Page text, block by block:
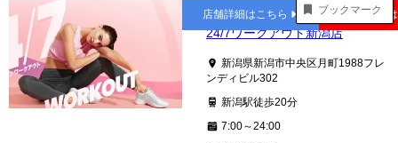
ブックマーク
新潟
24/7ワークアウト新潟店
新潟県新潟市中央区月町1988フレ
ンディビル302
新潟駅徒歩20分
7:00～24:00
店舗詳細はこちら 公式サイト